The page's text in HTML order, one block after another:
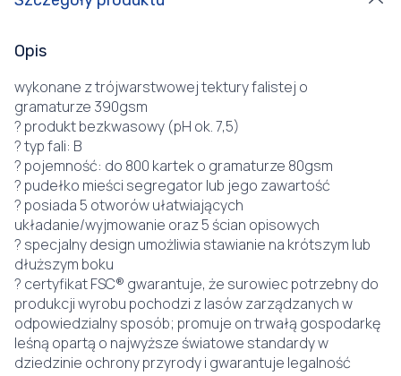
Opis
wykonane z trójwarstwowej tektury falistej o
gramaturze 390gsm
? produkt bezkwasowy (pH ok. 7,5)
? typ fali: B
? pojemność: do 800 kartek o gramaturze 80gsm
? pudełko mieści segregator lub jego zawartość
? posiada 5 otworów ułatwiających
układanie/wyjmowanie oraz 5 ścian opisowych
? specjalny design umożliwia stawianie na krótszym lub
dłuższym boku
? certyfikat FSC® gwarantuje, że surowiec potrzebny do
produkcji wyrobu pochodzi z lasów zarządzanych w
odpowiedzialny sposób; promuje on trwałą gospodarkę
leśną opartą o najwyższe światowe standardy w
dziedzinie ochrony przyrody i gwarantuje legalność